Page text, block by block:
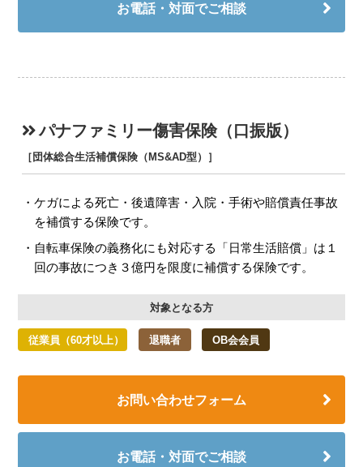
お電話・対面でご相談
パナファミリー傷害保険（口振版）
［団体総合生活補償保険（MS&AD型）］
ケガによる死亡・後遺障害・入院・手術や賠償責任事故
を補償する保険です。
自転車保険の義務化にも対応する「日常生活賠償」は１
回の事故につき３億円を限度に補償する保険です。
対象となる方
従業員（60才以上） 退職者 OB会会員
お問い合わせフォーム
お電話・対面でご相談